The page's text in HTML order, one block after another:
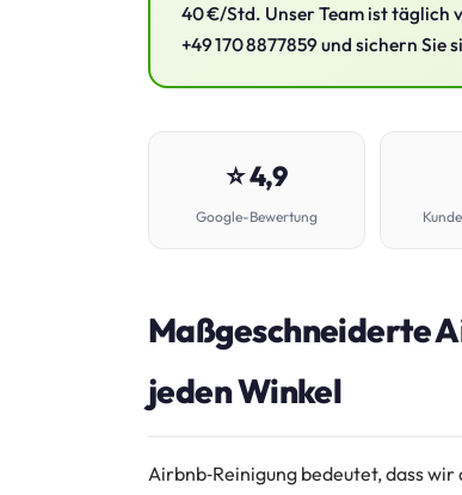
40 €/Std. Unser Team ist täglich
+49 170 8877859 und sichern Sie
⭐ 4,9
Google-Bewertung
Maßgeschneiderte
jeden Winkel
Airbnb‑Reinigung bedeutet, dass